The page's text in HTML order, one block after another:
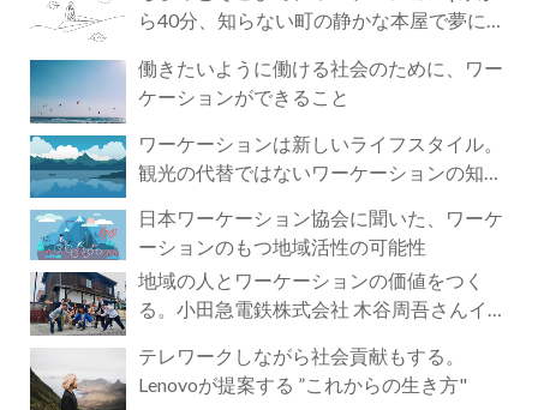
ら40分、知らない町の静かな本屋で夢に近
働きたいように働ける社会のために、ワー
ケーションができること
ワーケーションは新しいライフスタイル。
観光の代替ではないワーケーションの知ら
日本ワーケーション協会に聞いた、ワーケ
ーションのもつ地域活性の可能性
地域の人とワーケーションの価値をつく
る。小田急電鉄株式会社 木谷周吾さんイン
テレワークしながら社会貢献もする。
Lenovoが提案する ”これからの生き方"